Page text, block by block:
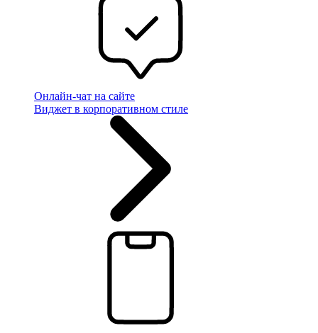
Онлайн-чат на сайте
Виджет в корпоративном стиле